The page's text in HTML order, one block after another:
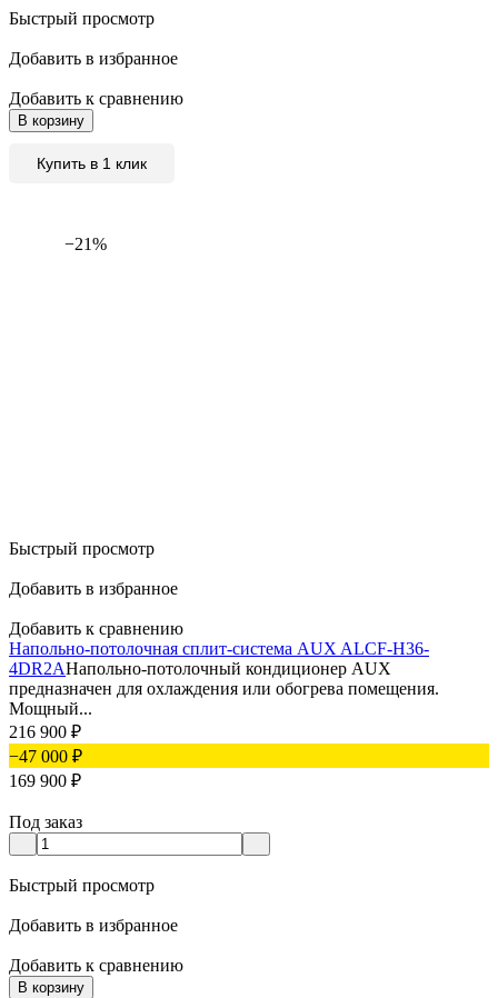
Быстрый просмотр
Добавить в избранное
Добавить к сравнению
В корзину
Купить в 1 клик
−21%
Быстрый просмотр
Добавить в избранное
Добавить к сравнению
Напольно-потолочная сплит-система AUX ALCF-H36-
4DR2AНапольно-потолочный кондиционер AUX
предназначен для охлаждения или обогрева помещения.
Мощный...
216 900 ₽
−47 000 ₽
169 900 ₽
Под заказ
Быстрый просмотр
Добавить в избранное
Добавить к сравнению
В корзину